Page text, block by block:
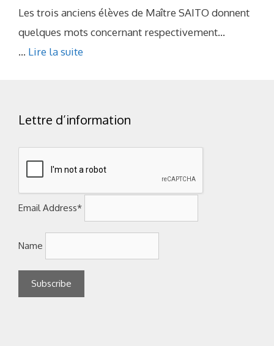
Les trois anciens élèves de Maître SAITO donnent
quelques mots concernant respectivement…
... Lire la suite
Lettre d’information
Email Address*
Name